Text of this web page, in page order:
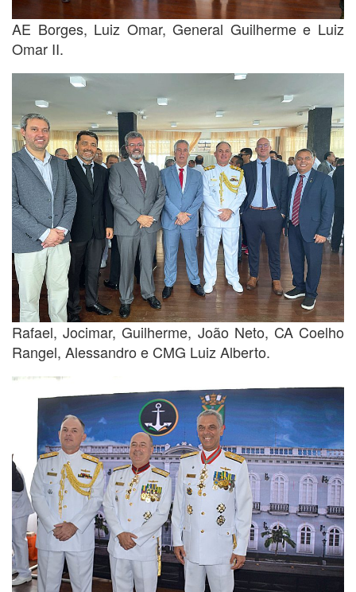
AE Borges, Luiz Omar, General Guilherme e Luiz
Omar II.
Rafael, Jocimar, Guilherme, João Neto, CA Coelho
Rangel, Alessandro e CMG Luiz Alberto.